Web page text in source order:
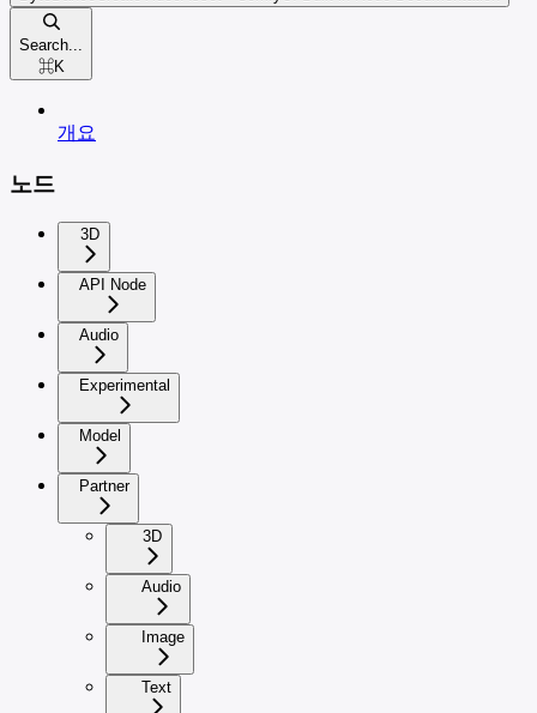
Search...
⌘K
개요
노드
3D
API Node
Audio
Experimental
Model
Partner
3D
Audio
Image
Text